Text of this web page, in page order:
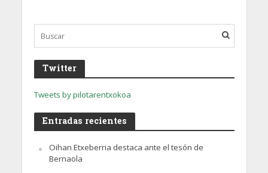
Twitter
Tweets by pilotarentxokoa
Entradas recientes
Oihan Etxeberria destaca ante el tesón de
Bernaola